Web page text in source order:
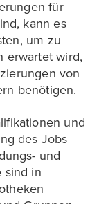
für
kann es
um zu
erwartet wird,
von
benötigen.
und
des Jobs
und
sind in